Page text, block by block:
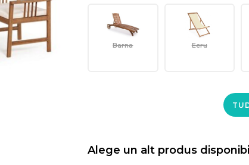
Barna Ecru
Alege un alt produs